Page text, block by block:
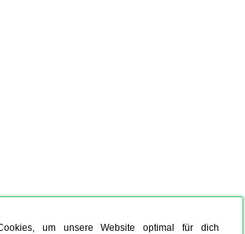
um unsere Website optimal für dich